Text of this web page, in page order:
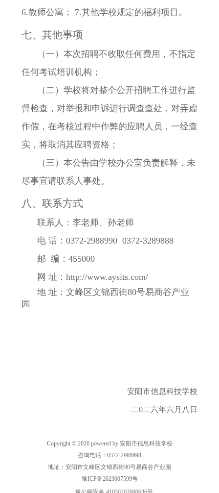
6.教师公寓； 7.其他学校规定的福利项目。
七、其他事项
（一）本次招聘不收取任何费用，不指定
任何考试培训机构；
（二）学校将对整个公开招聘工作进行监
督检查，对举报和申诉进行调查查处，对弄虚
作假，在考核过程中作弊的应聘人员，一经查
实，将取消其应聘资格；
（三）本公告由学校办公室负责解释，未
尽事宜请联系人事处。
八、联系方式
联系人：李老师、孙老师
电 话：0372-2988990 0372-3289888
邮 编：455000
网 址：http://www.aysits.com/
地 址：文峰区文锦西街80号易商谷产业
园
安阳市信息科技学校
二0二六年六月八日
Copyright © 2026 powered by 安阳市信息科技学校
咨询电话：0372-2988998
地址：安阳市文峰区文锦西街80号易商谷产业园
豫ICP备2023007599号